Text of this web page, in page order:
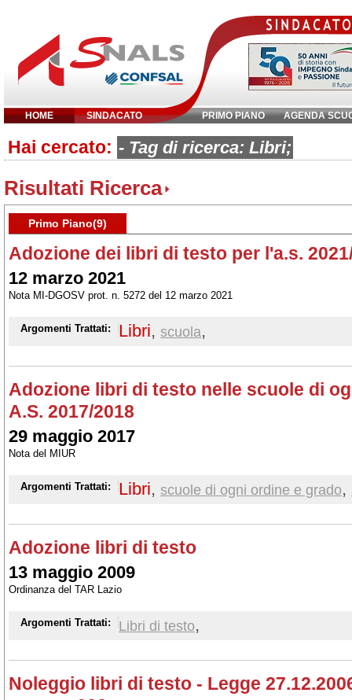
HOME SINDACATO PRIMO PIANO AGENDA
Inserisci parola chiave:
Hai cercato: - Tag di ricerca: Libri;
Risultati Ricerca
Primo Piano(9)
Adozione dei libri di testo per l'a.s.
12 marzo 2021
Nota MI-DGOSV prot. n. 5272 del 12 marzo 2021
Argomenti Trattati: Libri, scuola,
Adozione libri di testo nelle scuole di
A.S. 2017/2018
29 maggio 2017
Nota del MIUR
Argomenti Trattati: Libri, scuole di ogni ordine e grado,
Adozione libri di testo
13 maggio 2009
Ordinanza del TAR Lazio
Argomenti Trattati: Libri di testo,
Noleggio libri di testo - Legge